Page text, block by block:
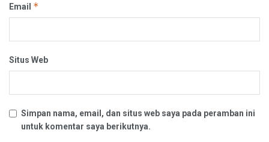
Email *
Situs Web
Simpan nama, email, dan situs web saya pada peramban ini
untuk komentar saya berikutnya.